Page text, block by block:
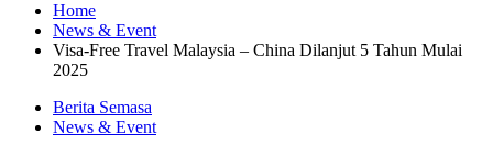
Home
News & Event
Visa-Free Travel Malaysia – China Dilanjut 5 Tahun Mulai
2025
Berita Semasa
News & Event